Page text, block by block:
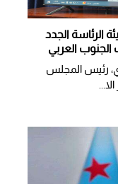
الرئاسة الجدد
العربي
رئيس المجلس